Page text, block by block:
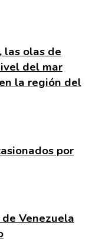
las olas de
del mar
la región del
por
Venezuela